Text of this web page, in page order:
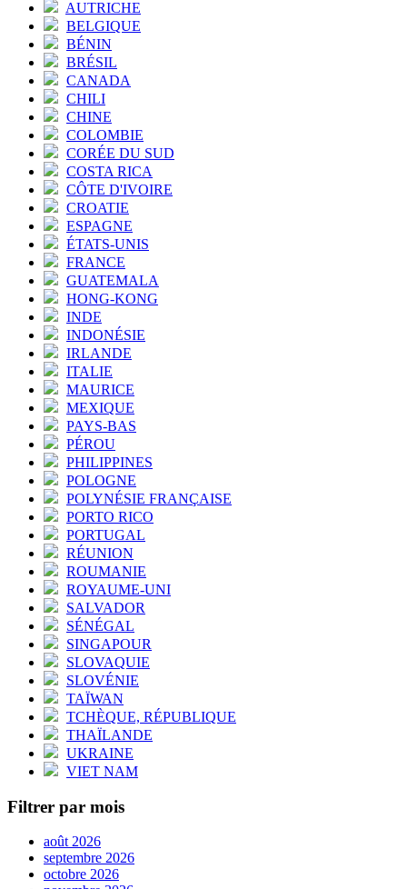
AUTRICHE
BELGIQUE
BÉNIN
BRÉSIL
CANADA
CHILI
CHINE
COLOMBIE
CORÉE DU SUD
COSTA RICA
CÔTE D'IVOIRE
CROATIE
ESPAGNE
ÉTATS-UNIS
FRANCE
GUATEMALA
HONG-KONG
INDE
INDONÉSIE
IRLANDE
ITALIE
MAURICE
MEXIQUE
PAYS-BAS
PÉROU
PHILIPPINES
POLOGNE
POLYNÉSIE FRANÇAISE
PORTO RICO
PORTUGAL
RÉUNION
ROUMANIE
ROYAUME-UNI
SALVADOR
SÉNÉGAL
SINGAPOUR
SLOVAQUIE
SLOVÉNIE
TAÏWAN
TCHÈQUE, RÉPUBLIQUE
THAÏLANDE
UKRAINE
VIET NAM
Filtrer par mois
août 2026
septembre 2026
octobre 2026